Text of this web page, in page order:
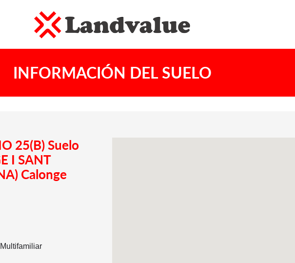
INFORMACIÓN DEL SUELO
25(B) Suelo
I SANT
Calonge